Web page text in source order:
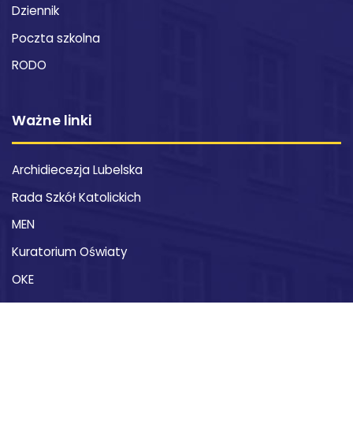
Dziennik
Poczta szkolna
RODO
Ważne linki
Archidiecezja Lubelska
Rada Szkół Katolickich
MEN
Kuratorium Oświaty
OKE